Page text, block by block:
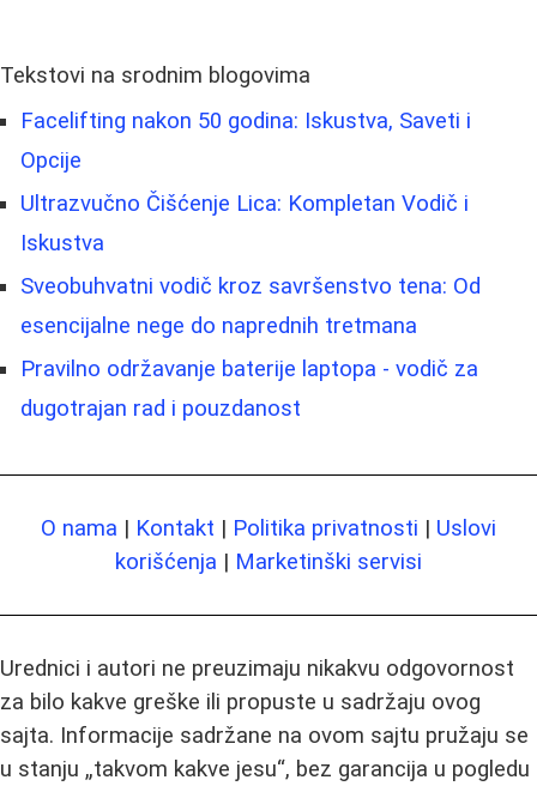
Tekstovi na srodnim blogovima
Facelifting nakon 50 godina: Iskustva, Saveti i
Opcije
Ultrazvučno Čišćenje Lica: Kompletan Vodič i
Iskustva
Sveobuhvatni vodič kroz savršenstvo tena: Od
esencijalne nege do naprednih tretmana
Pravilno održavanje baterije laptopa - vodič za
dugotrajan rad i pouzdanost
O nama | Kontakt | Politika privatnosti | Uslovi
korišćenja | Marketinški servisi
Urednici i autori ne preuzimaju nikakvu odgovornost
za bilo kakve greške ili propuste u sadržaju ovog
sajta. Informacije sadržane na ovom sajtu pružaju se
u stanju „takvom kakve jesu“, bez garancija u pogledu